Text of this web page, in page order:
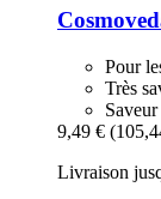
Pour
Très
9,49 €
Livraison